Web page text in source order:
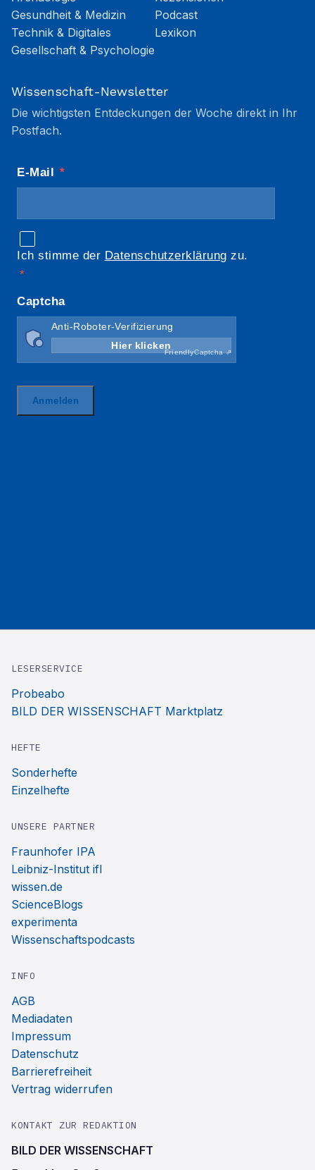
Gesundheit & Medizin
Technik & Digitales
Gesellschaft & Psychologie
Podcast
Lexikon
Wissenschaft-Newsletter
Die wichtigsten Entdeckungen der Woche direkt in Ihr
Postfach.
LESERSERVICE
Probeabo
BILD DER WISSENSCHAFT Marktplatz
HEFTE
Sonderhefte
Einzelhefte
UNSERE PARTNER
Fraunhofer IPA
Leibniz-Institut ifl
wissen.de
ScienceBlogs
experimenta
Wissenschaftspodcasts
INFO
AGB
Mediadaten
Impressum
Datenschutz
Barrierefreiheit
Vertrag widerrufen
KONTAKT ZUR REDAKTION
BILD DER WISSENSCHAFT